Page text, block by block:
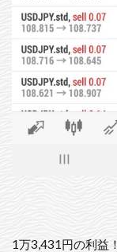
1万3,431円の利益！